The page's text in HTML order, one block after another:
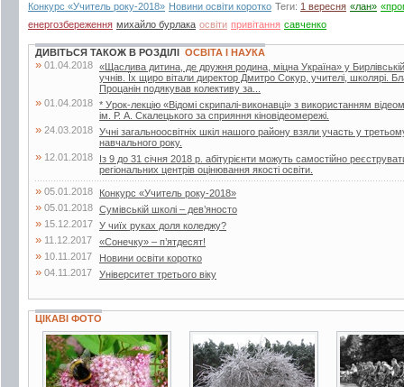
Конкурс «Учитель року-2018» Новини освіти коротко Теги: 1 вересня «лан»
енергозбереження михайло бурлака освіти привітання савченко
ДИВІТЬСЯ ТАКОЖ В РОЗДІЛІ ОСВІТА І НАУКА
» 01.04.2018 «Щаслива дитина, де дружня родина, міцна Україна» у Бирлівській
учнів. Їх щиро вітали директор Дмитро Сокур, учителі, школярі.
Процанін подякував колективу за...
» 01.04.2018 * Урок-лекцію «Відомі скрипалі-виконавці» з використанням
ім. Р. А. Скалецького за сприяння кіновідеомережі.
» 24.03.2018 Учні загальноосвітніх шкіл нашого району взяли участь у
навчального року.
» 12.01.2018
Із 9 до 31 січня 2018 р. абітурієнти можуть самостійно
регіональних центрів оцінювання якості освіти.
» 05.01.2018 Конкурс «Учитель року-2018»
» 05.01.2018 Сумівській школі – дев’яносто
» 15.12.2017 У чиїх руках доля коледжу?
» 11.12.2017 «Сонечку» – п’ятдесят!
» 10.11.2017 Новини освіти коротко
» 04.11.2017 Університет третього віку
ЦІКАВІ ФОТО
48 фото 21 фото 2 фото